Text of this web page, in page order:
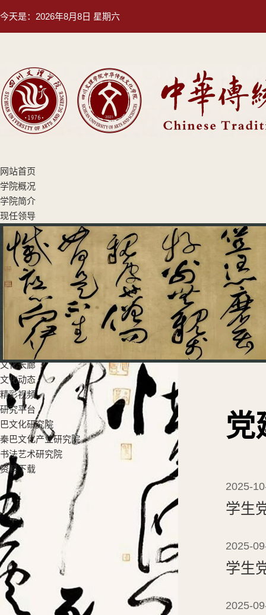
今天是： 2026年8月8日 星期六
网站首页
学院概况
学院简介
现任领导
机构设置
专业设置
师资队伍
党群工作
党建工作
工会活动
教学科研
学生工作
招生就业
文化长廊
文化动态
精彩视频
研究平台
巴文化研究院
秦巴文化产业研究院
书法艺术研究院
资料下载
党
2025-
学生
2025-
学生
2025-